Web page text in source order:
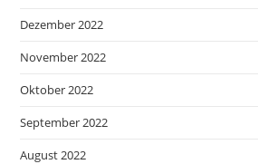
Dezember 2022
November 2022
Oktober 2022
September 2022
August 2022